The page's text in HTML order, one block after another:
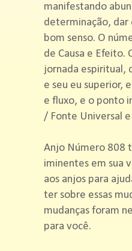
manifestando
determinação, dar
bom senso. O
de Causa e Efeito.
jornada espiritual,
e seu eu superior,
e fluxo, e o ponto
/ Fonte Universal
Anjo Número 808
iminentes em sua
aos anjos para
ter sobre essas
mudanças foram
para você.